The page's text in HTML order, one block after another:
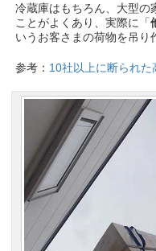
冷蔵庫はもちろん、大型の
ことがよくあり、実際に「
いうお客さまの荷物を吊り
参考： 10社以上に断られた